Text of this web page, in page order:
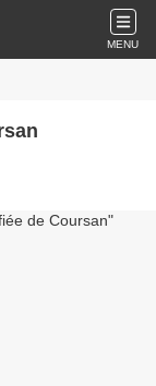
MENU